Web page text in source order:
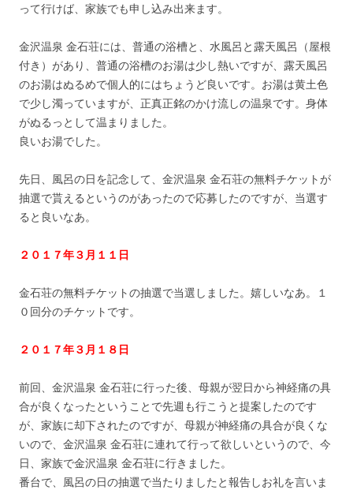
って行けば、家族でも申し込み出来ます。
金沢温泉 金石荘には、普通の浴槽と、水風呂と露天風呂（屋根
付き）があり、普通の浴槽のお湯は少し熱いですが、露天風呂
のお湯はぬるめで個人的にはちょうど良いです。お湯は黄土色
で少し濁っていますが、正真正銘のかけ流しの温泉です。身体
がぬるっとして温まりました。
良いお湯でした。
先日、風呂の日を記念して、金沢温泉 金石荘の無料チケットが
抽選で貰えるというのがあったので応募したのですが、当選す
ると良いなあ。
２０１７年３月１１日
金石荘の無料チケットの抽選で当選しました。嬉しいなあ。１
０回分のチケットです。
２０１７年３月１８日
前回、金沢温泉 金石荘に行った後、母親が翌日から神経痛の具
合が良くなったということで先週も行こうと提案したのです
が、家族に却下されたのですが、母親が神経痛の具合が良くな
いので、金沢温泉 金石荘に連れて行って欲しいというので、今
日、家族で金沢温泉 金石荘に行きました。
番台で、風呂の日の抽選で当たりましたと報告しお礼を言いま